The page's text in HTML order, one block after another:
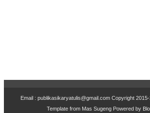
Email : publikasikaryatulis@gmail.com Copyright
Template from Mas SugengPowered by